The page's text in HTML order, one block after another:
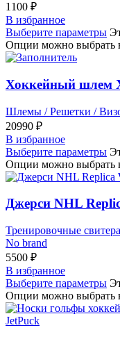
1100 ₽
В избранное
Выберите параметры
Опции можно выбрать
Хоккейный шлем
Шлемы / Решетки /
20990 ₽
В избранное
Выберите параметры
Опции можно выбрать
Джерси NHL
Тренировочные свитера
No brand
5500 ₽
В избранное
Выберите параметры
Опции можно выбрать